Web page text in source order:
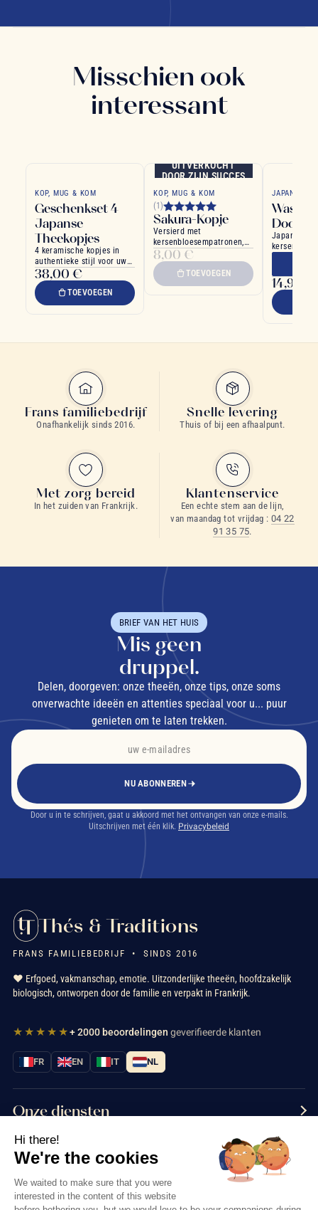
Misschien ook
interessant
KOP, MUG & KOM
Geschenkset 4
Japanse
Theekopjes
4 keramische kopjes in
authentieke stijl voor uw
theegenot
38,00 €
TOEVOEGEN
UITVERKOCHT
DOOR ZIJN SUCCES
KOP, MUG & KOM
(1)
Sakura-Kopje
Versierd met
kersenbloesempatronen,
dit kopje is gemaakt van
porselein
8,00 €
TOEVOEGEN
JAPANSE
Washi
Doos
Japanse
14,90 €
Frans familiebedrijf
Onafhankelijk sinds 2016.
Snelle levering
Thuis of bij een afhaalpunt.
Met zorg bereid
In het zuiden van Frankrijk.
Klantenservice
Een echte stem aan de lijn,
van maandag tot vrijdag : 04 22
91 35 75.
BRIEF VAN HET HUIS
Mis geen
druppel.
Delen, doorgeven: onze theeën, onze tips, onze soms
onverwachte ideeën en attenties speciaal voor u... puur
genieten om te laten trekken.
NU ABONNEREN
Door u in te schrijven, gaat u akkoord met het ontvangen van onze e-mails.
Uitschrijven met één klik. Privacybeleid
Thés & Traditions
FRANS FAMILIEBEDRIJF • SINDS 2016
❤️ Erfgoed, vakmanschap, emotie. Uitzonderlijke theeën, hoofdzakelijk
biologisch, ontworpen door de familie en verpakt in Frankrijk.
★★★★★+ 2000 beoordelingen geverifieerde klanten
FR EN IT NL
Onze diensten
Informatie
Neem contact met ons op
Hi there!
We're the cookies
We waited to make sure that you were
interested in the content of this website